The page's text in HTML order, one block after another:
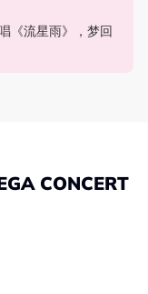
绎JANNABI歌曲
真相终究会浮出水
《流星雨》，梦回
CONCERT